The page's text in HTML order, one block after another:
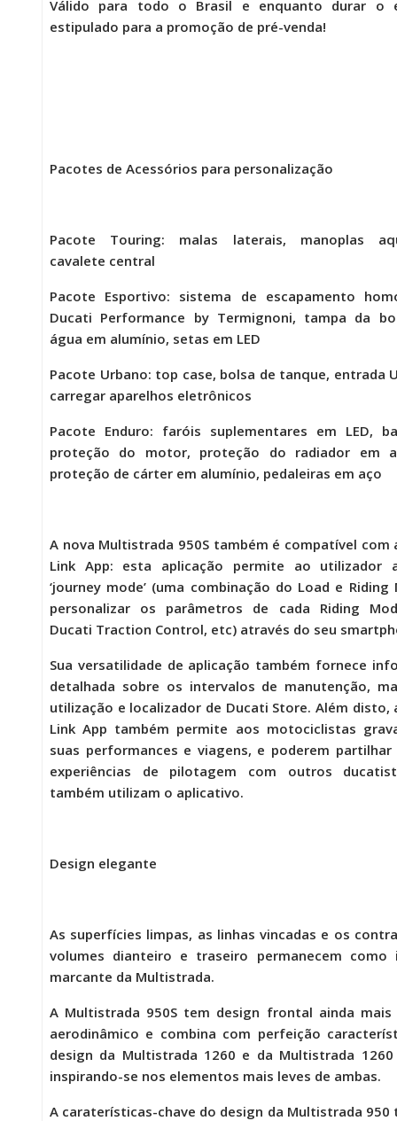
Válido para todo o Brasil e enquanto durar o
estipulado para a promoção de pré-venda!
Pacotes de Acessórios para personalização
Pacote Touring: malas laterais, manoplas
cavalete central
Pacote Esportivo: sistema de escapamento
Ducati Performance by Termignoni, tampa da
água em alumínio, setas em LED
Pacote Urbano: top case, bolsa de tanque, entrada
carregar aparelhos eletrônicos
Pacote Enduro: faróis suplementares em LED,
proteção do motor, proteção do radiador em
proteção de cárter em alumínio, pedaleiras em aço
A nova Multistrada 950S também é compatível com
Link App: esta aplicação permite ao utilizador
‘journey mode’ (uma combinação do Load e Riding
personalizar os parâmetros de cada Riding
Ducati Traction Control, etc) através do seu
Sua versatilidade de aplicação também fornece
detalhada sobre os intervalos de manutenção,
utilização e localizador de Ducati Store. Além disto,
Link App também permite aos motociclistas
suas performances e viagens, e poderem partilhar
experiências de pilotagem com outros
também utilizam o aplicativo.
Design elegante
As superfícies limpas, as linhas vincadas e os
volumes dianteiro e traseiro permanecem como
marcante da Multistrada.
A Multistrada 950S tem design frontal ainda mais
aerodinâmico e combina com perfeição
design da Multistrada 1260 e da Multistrada 1260
inspirando-se nos elementos mais leves de ambas.
A caraterísticas-chave do design da Multistrada 950